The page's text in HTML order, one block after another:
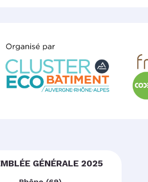
GÉNÉRALE 2025